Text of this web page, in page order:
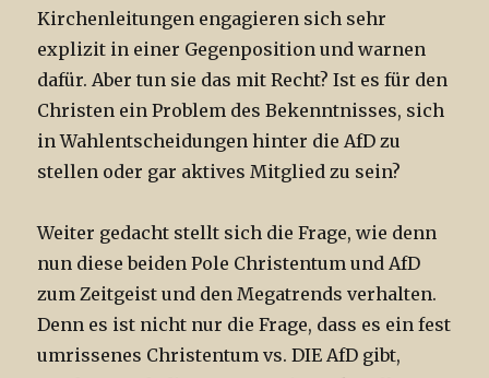
Kirchenleitungen engagieren sich sehr
explizit in einer Gegenposition und warnen
dafür. Aber tun sie das mit Recht? Ist es für den
Christen ein Problem des Bekenntnisses, sich
in Wahlentscheidungen hinter die AfD zu
stellen oder gar aktives Mitglied zu sein?
Weiter gedacht stellt sich die Frage, wie denn
nun diese beiden Pole Christentum und AfD
zum Zeitgeist und den Megatrends verhalten.
Denn es ist nicht nur die Frage, dass es ein fest
umrissenes Christentum vs. DIE AfD gibt,